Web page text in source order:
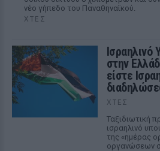
νέο γήπεδο του Παναθηναϊκού.
ΧΤΕΣ
Ισραηλινό
στην
είστε
ΧΤΕΣ
Ταξιδιωτική
ισραηλινό
της «ημέρας
οργανώσεων